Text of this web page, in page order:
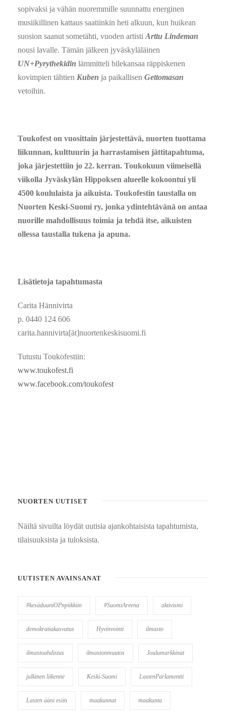
sopivaksi ja vähän nuoremmille suunnattu energinen
musiikillinen kattaus saatiinkin heti alkuun, kun huikean
suosion saanut sometähti, vuoden artisti Arttu Lindeman
nousi lavalle. Tämän jälkeen jyväskyläläinen
UN+Pyrythekidin lämmitteli bilekansaa räppiskenen
kovimpien tähtien Kuben ja paikallisen Gettomasan
vetoihin.
Toukofest on vuosittain järjestettävä, nuorten tuottama
liikunnan, kulttuurin ja harrastamisen jättitapahtuma,
joka järjestettiin jo 22. kerran. Toukokuun viimeisellä
viikolla Jyväskylän Hippoksen alueelle kokoontui yli
4500 koululaista ja aikuista. Toukofestin taustalla on
Nuorten Keski-Suomi ry, jonka ydintehtävänä on antaa
nuorille mahdollisuus toimia ja tehdä itse, aikuisten
ollessa taustalla tukena ja apuna.
Lisätietoja tapahtumasta
Carita Hännivirta
p. 0440 124 606
carita.hannivirta[ät]nuortenkeskisuomi.fi
Tutustu Toukofestiin:
www.toukofest.fi
www.facebook.com/toukofest
NUORTEN UUTISET
Näiltä sivuilta löydät uutisia ajankohtaisista tapahtumista,
tilaisuuksista ja tuloksista.
UUTISTEN AVAINSANAT
#kesäduuniOPnpiikkiin #SuomiAreena aktivismi
demokratiakasvatus Hyvinvointi ilmasto
ilmastoahdistus ilmastonmuutos Joulumarkkinat
julkinen liikenne Keski-Suomi LastenParlamentti
Lasten ääni esiin maakunnat maakunta